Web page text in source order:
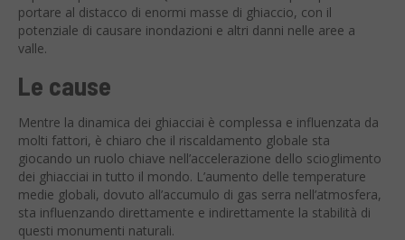
portare al distacco di enormi masse di ghiaccio, con il
potenziale di causare inondazioni e altri danni nelle aree a
valle.
Le cause
Mentre la dinamica dei ghiacciai è complessa e influenzata da
molti fattori, è chiaro che il riscaldamento globale sta
giocando un ruolo chiave nell’accelerazione dello scioglimento
dei ghiacciai in tutto il mondo. L’aumento delle temperature
medie globali, dovuto all’accumulo di gas serra nell’atmosfera,
sta influenzando direttamente e indirettamente la stabilità di
questi monumenti naturali.